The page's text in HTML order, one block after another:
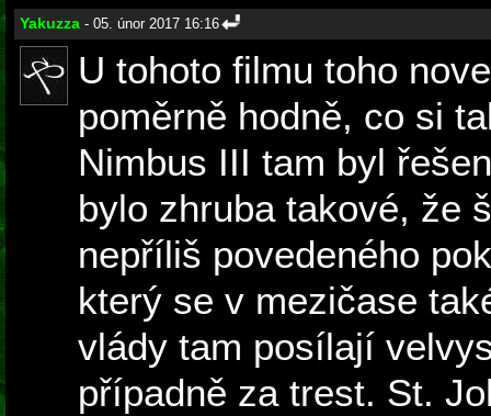
Yakuzza - 05. únor 2017 16:16
U tohoto filmu toho
poměrně hodně, co si
Nimbus III tam byl
bylo zhruba takové, že
nepříliš povedeného
který se v mezičase
vlády tam posílají
případně za trest. St.